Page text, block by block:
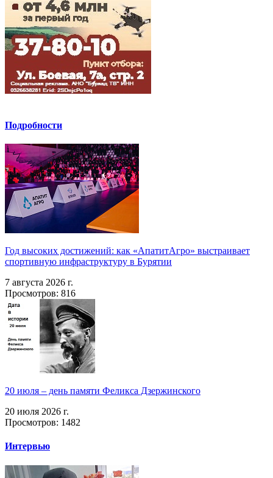
Подробности
Год высоких достижений: как «АпатитАгро» выстраивает
спортивную инфраструктуру в Бурятии
7 августа 2026 г.
Просмотров: 816
20 июля – день памяти Феликса Дзержинского
20 июля 2026 г.
Просмотров: 1482
Интервью